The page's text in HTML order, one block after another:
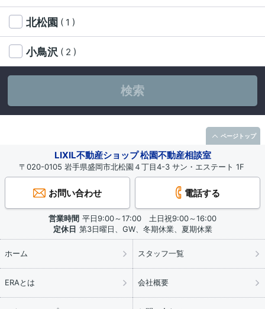
北松園 ( 1 )
小鳥沢 ( 2 )
検索
LIXIL不動産ショップ 松園不動産相談室
〒020-0105 岩手県盛岡市北松園４丁目4-3 サン・エステート 1F
お問い合わせ 電話する
営業時間 平日9:00～17:00 土日祝9:00～16:00
定休日 第3日曜日、GW、冬期休業、夏期休業
ホーム スタッフ一覧
ERAとは 会社概要
ページトップ